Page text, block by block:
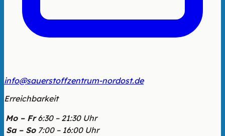
info@sauerstoffzentrum-nordost.de
Erreichbarkeit
Mo – Fr 6:30 – 21:30 Uhr
Sa – So 7:00 – 16:00 Uhr